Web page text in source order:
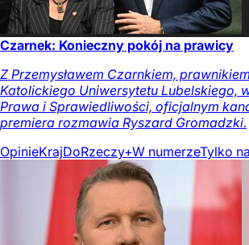
Czarnek: Konieczny pokój na prawicy
Z Przemysławem Czarnkiem,
Katolickiego Uniwersytetu Lubelskiego,
Prawa i Sprawiedliwości, oficjalnym
premiera rozmawia Ryszard Gromadzki.
OpinieKrajDoRzeczy+W numerzeTylko